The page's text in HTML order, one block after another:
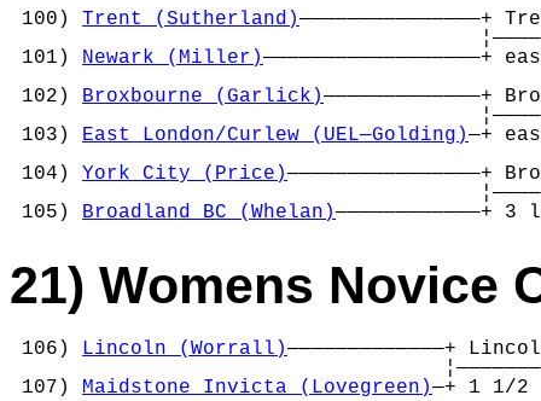
100) Trent (Sutherland)
101) Newark (Miller)
102) Broxbourne (Garlick)
103) East London/Curlew (UEL—Golding)—+
104) York City (Price)
105) Broadland BC (Whelan)
21) Womens Novice
106) Lincoln (Worrall)
107) Maidstone Invicta (Lovegreen)—+ 1